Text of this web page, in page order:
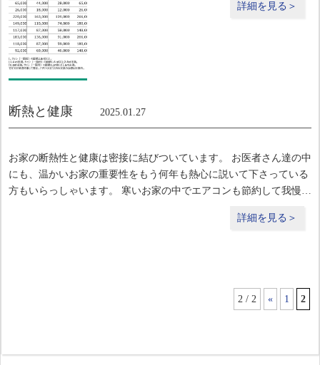
金が出るのは、今年が最後とも言われていま
詳細を見る＞
断熱と健康 2025.01.27
お家の断熱性と健康は密接に結びついています。 お医者さん達の中
にも、温かいお家の重要性をもう何年も熱心に説いて下さっている
方もいらっしゃいます。 寒いお家の中でエアコンも節約して我慢し
詳細を見る＞
2 / 2 « 1 2